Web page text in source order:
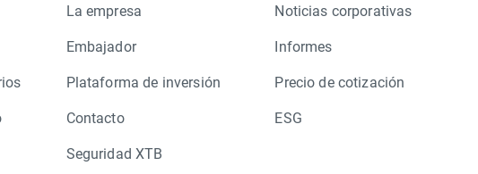
La empresa
Embajador
Plataforma de inversión
Contacto
Seguridad XTB
Noticias corporativas
Informes
Precio de cotización
ESG